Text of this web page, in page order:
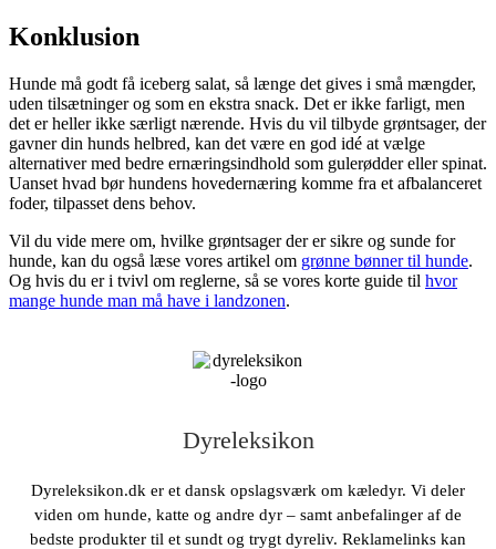
Konklusion
Hunde må godt få iceberg salat, så længe det gives i små mængder,
uden tilsætninger og som en ekstra snack. Det er ikke farligt, men
det er heller ikke særligt nærende. Hvis du vil tilbyde grøntsager, der
gavner din hunds helbred, kan det være en god idé at vælge
alternativer med bedre ernæringsindhold som gulerødder eller spinat.
Uanset hvad bør hundens hovedernæring komme fra et afbalanceret
foder, tilpasset dens behov.
Vil du vide mere om, hvilke grøntsager der er sikre og sunde for
hunde, kan du også læse vores artikel om grønne bønner til hunde.
Og hvis du er i tvivl om reglerne, så se vores korte guide til hvor
mange hunde man må have i landzonen.
Dyreleksikon
Dyreleksikon.dk er et dansk opslagsværk om kæledyr. Vi deler
viden om hunde, katte og andre dyr – samt anbefalinger af de
bedste produkter til et sundt og trygt dyreliv. Reklamelinks kan